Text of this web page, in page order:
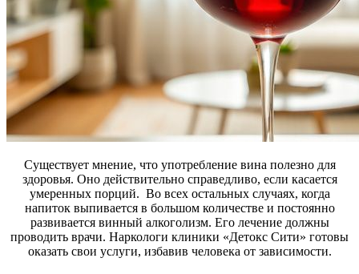
Существует мнение, что употребление вина полезно для
здоровья. Оно действительно справедливо, если касается
умеренных порций. Во всех остальных случаях, когда
напиток выпивается в большом количестве и постоянно
развивается винный алкоголизм. Его лечение должны
проводить врачи. Наркологи клиники «Детокс Сити» готовы
оказать свои услуги, избавив человека от зависимости.